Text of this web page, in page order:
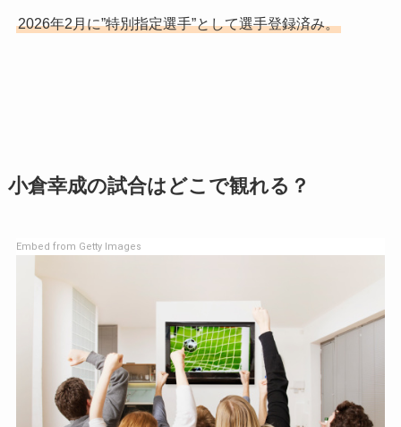
2026年2月に”特別指定選手”として選手登録済み。
小倉幸成の試合はどこで観れる？
Embed from Getty Images